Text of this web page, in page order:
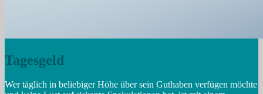
Tagesgeld
Wer täglich in beliebiger Höhe über sein Guthaben verfügen möchte